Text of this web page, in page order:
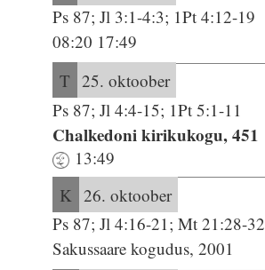
Ps 87; Jl 3:1-4:3; 1Pt 4:12-19
08:20 17:49
T 25. oktoober
Ps 87; Jl 4:4-15; 1Pt 5:1-11
Chalkedoni kirikukogu, 451
13:49
K 26. oktoober
Ps 87; Jl 4:16-21; Mt 21:28-32
Sakussaare kogudus, 2001